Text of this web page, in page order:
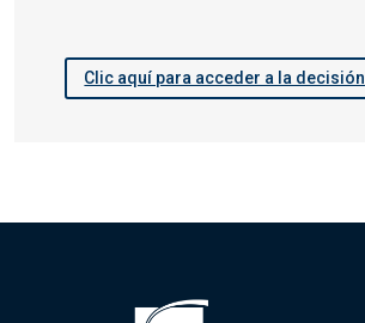
Clic aquí para acceder a la decisión